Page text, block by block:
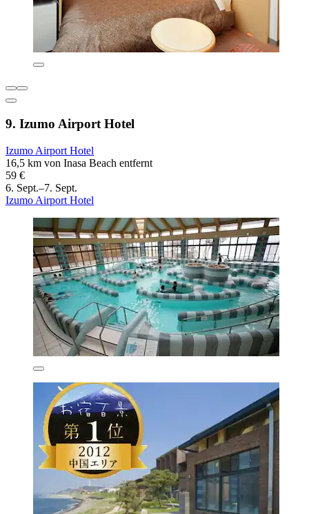
9. Izumo Airport Hotel
Izumo Airport Hotel
16,5 km von Inasa Beach entfernt
59 €
6. Sept.–7. Sept.
Izumo Airport Hotel